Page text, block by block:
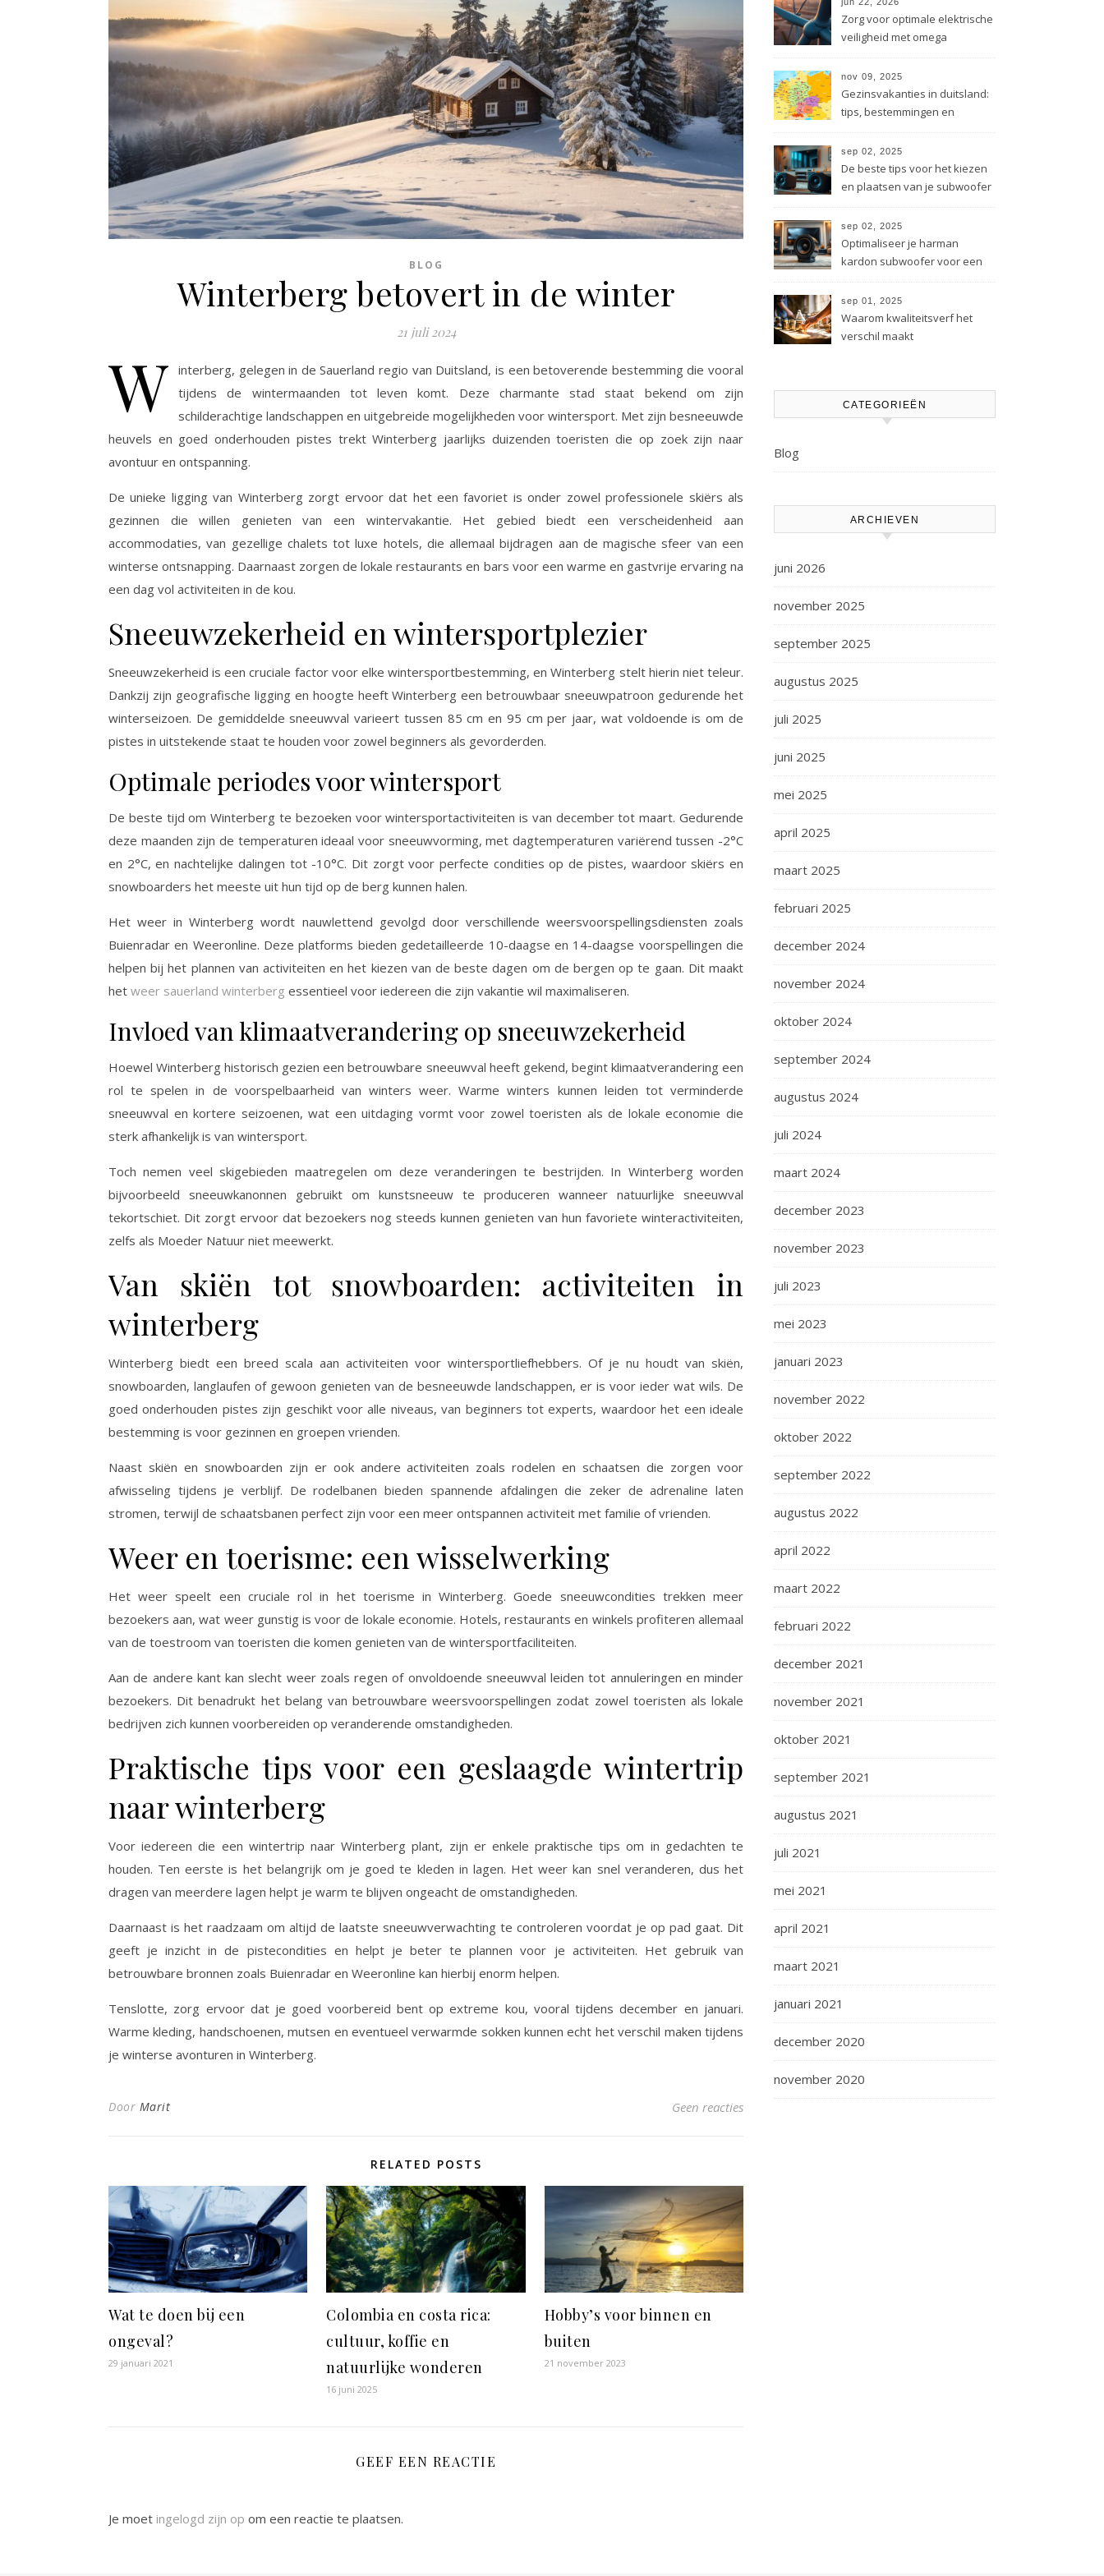
BLOG
Winterberg betovert in de winter
21 juli 2024
W interberg, gelegen in de Sauerland regio van Duitsland, is een betoverende bestemming die vooral
tijdens de wintermaanden tot leven komt. Deze charmante stad staat bekend om zijn
schilderachtige landschappen en uitgebreide mogelijkheden voor wintersport. Met zijn besneeuwde
heuvels en goed onderhouden pistes trekt Winterberg jaarlijks duizenden toeristen die op zoek zijn naar
avontuur en ontspanning.
De unieke ligging van Winterberg zorgt ervoor dat het een favoriet is onder zowel professionele skiërs als
gezinnen die willen genieten van een wintervakantie. Het gebied biedt een verscheidenheid aan
accommodaties, van gezellige chalets tot luxe hotels, die allemaal bijdragen aan de magische sfeer van een
winterse ontsnapping. Daarnaast zorgen de lokale restaurants en bars voor een warme en gastvrije ervaring na
een dag vol activiteiten in de kou.
Sneeuwzekerheid en wintersportplezier
Sneeuwzekerheid is een cruciale factor voor elke wintersportbestemming, en Winterberg stelt hierin niet teleur.
Dankzij zijn geografische ligging en hoogte heeft Winterberg een betrouwbaar sneeuwpatroon gedurende het
winterseizoen. De gemiddelde sneeuwval varieert tussen 85 cm en 95 cm per jaar, wat voldoende is om de
pistes in uitstekende staat te houden voor zowel beginners als gevorderden.
Optimale periodes voor wintersport
De beste tijd om Winterberg te bezoeken voor wintersportactiviteiten is van december tot maart. Gedurende
deze maanden zijn de temperaturen ideaal voor sneeuwvorming, met dagtemperaturen variërend tussen -2°C
en 2°C, en nachtelijke dalingen tot -10°C. Dit zorgt voor perfecte condities op de pistes, waardoor skiërs en
snowboarders het meeste uit hun tijd op de berg kunnen halen.
Het weer in Winterberg wordt nauwlettend gevolgd door verschillende weersvoorspellingsdiensten zoals
Buienradar en Weeronline. Deze platforms bieden gedetailleerde 10-daagse en 14-daagse voorspellingen die
helpen bij het plannen van activiteiten en het kiezen van de beste dagen om de bergen op te gaan. Dit maakt
het weer sauerland winterberg essentieel voor iedereen die zijn vakantie wil maximaliseren.
Invloed van klimaatverandering op sneeuwzekerheid
Hoewel Winterberg historisch gezien een betrouwbare sneeuwval heeft gekend, begint klimaatverandering een
rol te spelen in de voorspelbaarheid van winters weer. Warme winters kunnen leiden tot verminderde
sneeuwval en kortere seizoenen, wat een uitdaging vormt voor zowel toeristen als de lokale economie die
sterk afhankelijk is van wintersport.
Toch nemen veel skigebieden maatregelen om deze veranderingen te bestrijden. In Winterberg worden
bijvoorbeeld sneeuwkanonnen gebruikt om kunstsneeuw te produceren wanneer natuurlijke sneeuwval
tekortschiet. Dit zorgt ervoor dat bezoekers nog steeds kunnen genieten van hun favoriete winteractiviteiten,
zelfs als Moeder Natuur niet meewerkt.
Van skiën tot snowboarden: activiteiten in
winterberg
Winterberg biedt een breed scala aan activiteiten voor wintersportliefhebbers. Of je nu houdt van skiën,
snowboarden, langlaufen of gewoon genieten van de besneeuwde landschappen, er is voor ieder wat wils. De
goed onderhouden pistes zijn geschikt voor alle niveaus, van beginners tot experts, waardoor het een ideale
bestemming is voor gezinnen en groepen vrienden.
Naast skiën en snowboarden zijn er ook andere activiteiten zoals rodelen en schaatsen die zorgen voor
afwisseling tijdens je verblijf. De rodelbanen bieden spannende afdalingen die zeker de adrenaline laten
stromen, terwijl de schaatsbanen perfect zijn voor een meer ontspannen activiteit met familie of vrienden.
Weer en toerisme: een wisselwerking
Het weer speelt een cruciale rol in het toerisme in Winterberg. Goede sneeuwcondities trekken meer
bezoekers aan, wat weer gunstig is voor de lokale economie. Hotels, restaurants en winkels profiteren allemaal
van de toestroom van toeristen die komen genieten van de wintersportfaciliteiten.
Aan de andere kant kan slecht weer zoals regen of onvoldoende sneeuwval leiden tot annuleringen en minder
bezoekers. Dit benadrukt het belang van betrouwbare weersvoorspellingen zodat zowel toeristen als lokale
bedrijven zich kunnen voorbereiden op veranderende omstandigheden.
Praktische tips voor een geslaagde wintertrip
naar winterberg
Voor iedereen die een wintertrip naar Winterberg plant, zijn er enkele praktische tips om in gedachten te
houden. Ten eerste is het belangrijk om je goed te kleden in lagen. Het weer kan snel veranderen, dus het
dragen van meerdere lagen helpt je warm te blijven ongeacht de omstandigheden.
Daarnaast is het raadzaam om altijd de laatste sneeuwverwachting te controleren voordat je op pad gaat. Dit
geeft je inzicht in de pistecondities en helpt je beter te plannen voor je activiteiten. Het gebruik van
betrouwbare bronnen zoals Buienradar en Weeronline kan hierbij enorm helpen.
Tenslotte, zorg ervoor dat je goed voorbereid bent op extreme kou, vooral tijdens december en januari.
Warme kleding, handschoenen, mutsen en eventueel verwarmde sokken kunnen echt het verschil maken tijdens
je winterse avonturen in Winterberg.
Door Marit Geen reacties
RELATED POSTS
Wat te doen bij een
ongeval?
29 januari 2021
Colombia en costa rica:
cultuur, koffie en
natuurlijke wonderen
16 juni 2025
Hobby’s voor binnen en
buiten
21 november 2023
GEEF EEN REACTIE
Je moet ingelogd zijn op om een reactie te plaatsen.
Zorg voor optimale elektrische
veiligheid met omega
nov 09, 2025
Gezinsvakanties in duitsland:
tips, bestemmingen en
sep 02, 2025
De beste tips voor het kiezen
en plaatsen van je subwoofer
sep 02, 2025
Optimaliseer je harman
kardon subwoofer voor een
sep 01, 2025
Waarom kwaliteitsverf het
verschil maakt
CATEGORIEËN
Blog
ARCHIEVEN
juni 2026
november 2025
september 2025
augustus 2025
juli 2025
juni 2025
mei 2025
april 2025
maart 2025
februari 2025
december 2024
november 2024
oktober 2024
september 2024
augustus 2024
juli 2024
maart 2024
december 2023
november 2023
juli 2023
mei 2023
januari 2023
november 2022
oktober 2022
september 2022
augustus 2022
april 2022
maart 2022
februari 2022
december 2021
november 2021
oktober 2021
september 2021
augustus 2021
juli 2021
mei 2021
april 2021
maart 2021
januari 2021
december 2020
november 2020